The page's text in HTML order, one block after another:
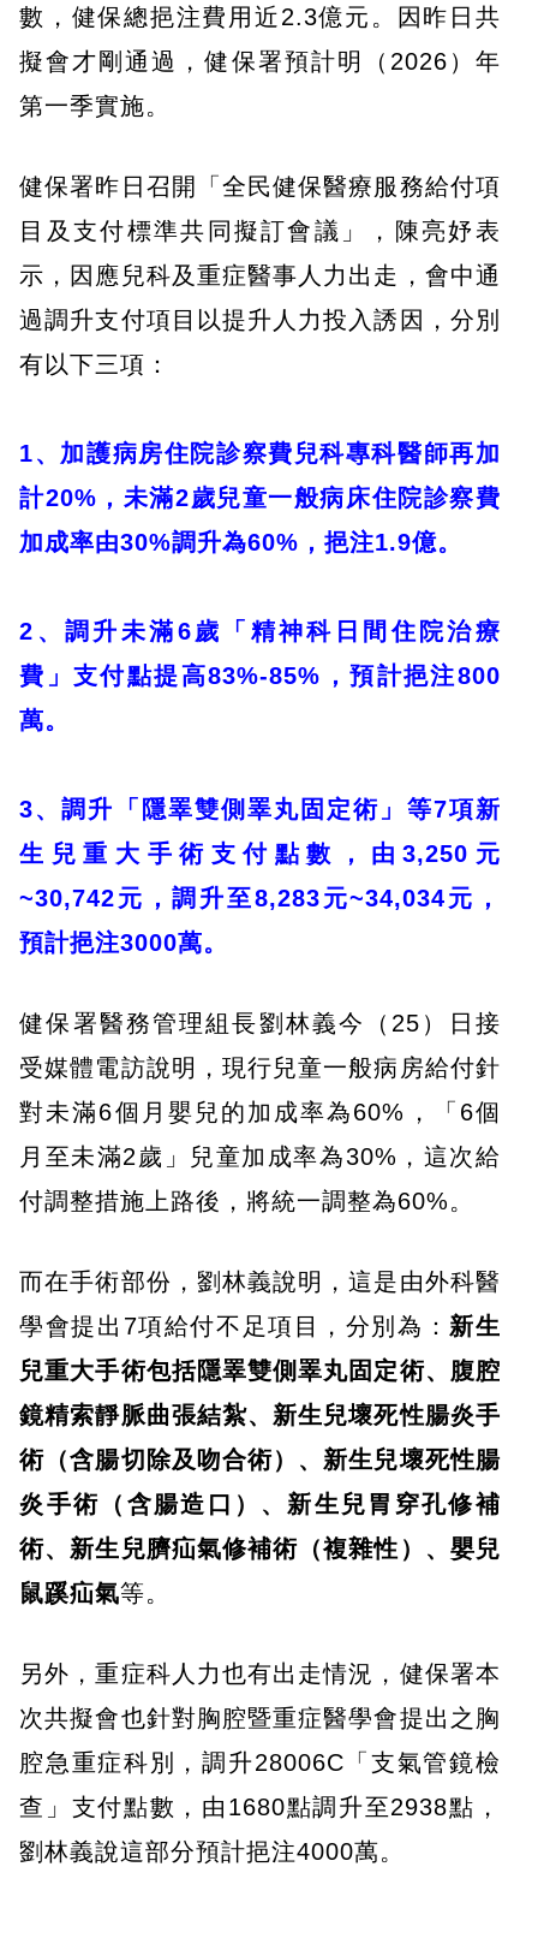
數，健保總挹注費用近2.3億元。因昨日共
擬會才剛通過，健保署預計明（2026）年
第一季實施。
健保署昨日召開「全民健保醫療服務給付項
目及支付標準共同擬訂會議」，陳亮妤表
示，因應兒科及重症醫事人力出走，會中通
過調升支付項目以提升人力投入誘因，分別
有以下三項：
1、加護病房住院診察費兒科專科醫師再加
計20%，未滿2歲兒童一般病床住院診察費
加成率由30%調升為60%，挹注1.9億。
2、調升未滿6歲「精神科日間住院治療
費」支付點提高83%-85%，預計挹注800
萬。
3、調升「隱睪雙側睪丸固定術」等7項新
生兒重大手術支付點數，由3,250元
~30,742元，調升至8,283元~34,034元，
預計挹注3000萬。
健保署醫務管理組長劉林義今（25）日接
受媒體電訪說明，現行兒童一般病房給付針
對未滿6個月嬰兒的加成率為60%，「6個
月至未滿2歲」兒童加成率為30%，這次給
付調整措施上路後，將統一調整為60%。
而在手術部份，劉林義說明，這是由外科醫
學會提出7項給付不足項目，分別為： 新生
兒重大手術包括隱睪雙側睪丸固定術、腹腔
鏡精索靜脈曲張結紮、新生兒壞死性腸炎手
術（含腸切除及吻合術）、新生兒壞死性腸
炎手術（含腸造口）、新生兒胃穿孔修補
術、新生兒臍疝氣修補術（複雜性）、嬰兒
鼠蹊疝氣等。
另外，重症科人力也有出走情況，健保署本
次共擬會也針對胸腔暨重症醫學會提出之胸
腔急重症科別，調升28006C「支氣管鏡檢
查」支付點數，由1680點調升至2938點，
劉林義說這部分預計挹注4000萬。